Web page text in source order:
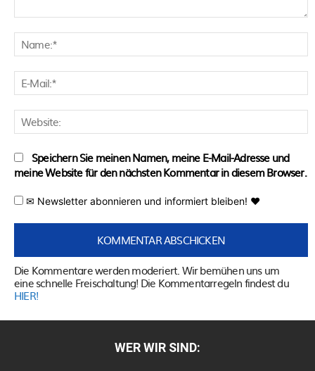
Speichern Sie meinen Namen, meine E-Mail-Adresse und
meine Website für den nächsten Kommentar in diesem Browser.
✉ Newsletter abonnieren und informiert bleiben! ♥
Die Kommentare werden moderiert. Wir bemühen uns um
eine schnelle Freischaltung! Die Kommentarregeln findest du
HIER!
WER WIR SIND: